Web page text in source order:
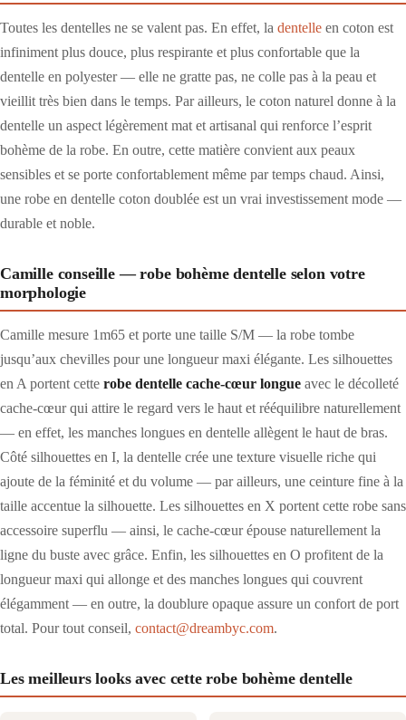
Toutes les dentelles ne se valent pas. En effet, la dentelle en coton est
infiniment plus douce, plus respirante et plus confortable que la
dentelle en polyester — elle ne gratte pas, ne colle pas à la peau et
vieillit très bien dans le temps. Par ailleurs, le coton naturel donne à la
dentelle un aspect légèrement mat et artisanal qui renforce l’esprit
bohème de la robe. En outre, cette matière convient aux peaux
sensibles et se porte confortablement même par temps chaud. Ainsi,
une robe en dentelle coton doublée est un vrai investissement mode —
durable et noble.
Camille conseille — robe bohème dentelle selon votre
morphologie
Camille mesure 1m65 et porte une taille S/M — la robe tombe
jusqu’aux chevilles pour une longueur maxi élégante. Les silhouettes
en A portent cette robe dentelle cache-cœur longue avec le décolleté
cache-cœur qui attire le regard vers le haut et rééquilibre naturellement
— en effet, les manches longues en dentelle allègent le haut de bras.
Côté silhouettes en I, la dentelle crée une texture visuelle riche qui
ajoute de la féminité et du volume — par ailleurs, une ceinture fine à la
taille accentue la silhouette. Les silhouettes en X portent cette robe sans
accessoire superflu — ainsi, le cache-cœur épouse naturellement la
ligne du buste avec grâce. Enfin, les silhouettes en O profitent de la
longueur maxi qui allonge et des manches longues qui couvrent
élégamment — en outre, la doublure opaque assure un confort de port
total. Pour tout conseil, contact@dreambyc.com.
Les meilleurs looks avec cette robe bohème dentelle